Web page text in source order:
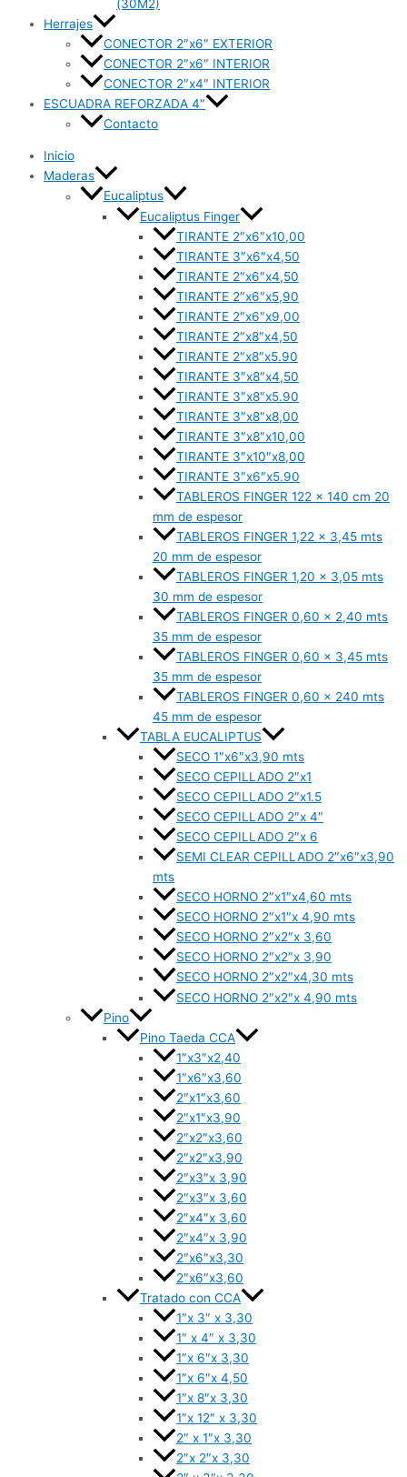
(30M2)
Herrajes
CONECTOR 2″x6″ EXTERIOR
CONECTOR 2″x6″ INTERIOR
CONECTOR 2″x4″ INTERIOR
ESCUADRA REFORZADA 4″
Contacto
Inicio
Maderas
Eucaliptus
Eucaliptus Finger
TIRANTE 2″x6″x10,00
TIRANTE 3″x6″x4,50
TIRANTE 2″x6″x4,50
TIRANTE 2″x6″x5,90
TIRANTE 2″x6″x9,00
TIRANTE 2″x8″x4,50
TIRANTE 2″x8″x5.90
TIRANTE 3″x8″x4,50
TIRANTE 3″x8″x5.90
TIRANTE 3″x8″x8,00
TIRANTE 3″x8″x10,00
TIRANTE 3″x10″x8,00
TIRANTE 3″x6″x5.90
TABLEROS FINGER 122 x 140 cm 20
mm de espesor
TABLEROS FINGER 1,22 x 3,45 mts
20 mm de espesor
TABLEROS FINGER 1,20 x 3,05 mts
30 mm de espesor
TABLEROS FINGER 0,60 x 2,40 mts
35 mm de espesor
TABLEROS FINGER 0,60 x 3,45 mts
35 mm de espesor
TABLEROS FINGER 0,60 x 240 mts
45 mm de espesor
TABLA EUCALIPTUS
SECO 1″x6″x3,90 mts
SECO CEPILLADO 2″x1
SECO CEPILLADO 2″x1.5
SECO CEPILLADO 2″x 4″
SECO CEPILLADO 2″x 6
SEMI CLEAR CEPILLADO 2″x6″x3,90
mts
SECO HORNO 2″x1″x4,60 mts
SECO HORNO 2″x1″x 4,90 mts
SECO HORNO 2″x2″x 3,60
SECO HORNO 2″x2″x 3,90
SECO HORNO 2″x2″x4,30 mts
SECO HORNO 2″x2″x 4,90 mts
Pino
Pino Taeda CCA
1″x3″x2,40
1″x6″x3,60
2″x1″x3,60
2″x1″x3,90
2″x2″x3,60
2″x2″x3,90
2″x3″x 3,90
2″x3″x 3,60
2″x4″x 3,60
2″x4″x 3,90
2″x6″x3,30
2″x6″x3,60
Tratado con CCA
1″x 3″ x 3,30
1″ x 4″ x 3,30
1″x 6″x 3,30
1″x 6″x 4,50
1″x 8″x 3,30
1″x 12″ x 3,30
2″ x 1″x 3,30
2″x 2″x 3,30